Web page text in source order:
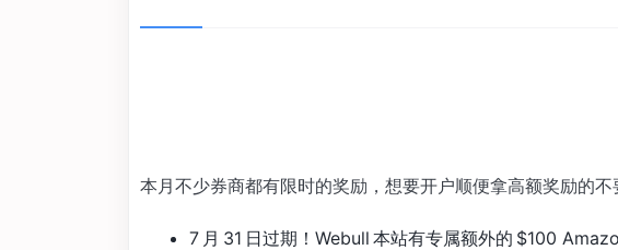
本月不少券商都有限时的奖励，想要开户顺便拿高额奖励的
7 月 31 日过期！Webull 本站有专属额外的 $100